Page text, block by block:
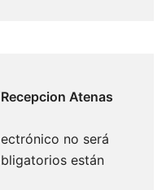
Atenas
no será
están